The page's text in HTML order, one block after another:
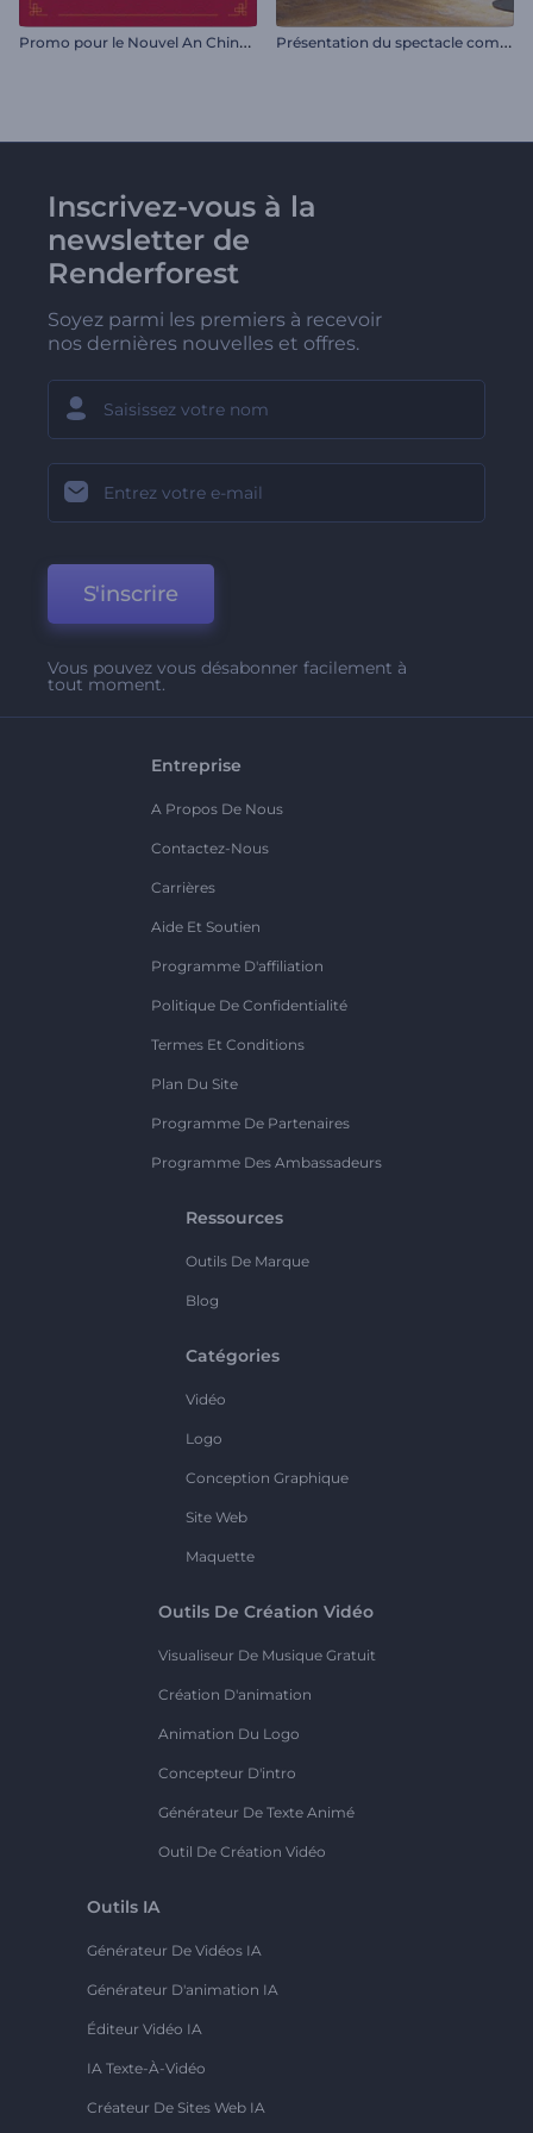
P
romo pour le Nouvel An Chinois P
résentation du spectacle comique
Inscrivez-vous à la
newsletter de
Renderforest
Soyez parmi les premiers à recevoir
nos dernières nouvelles et offres.
S'inscrire
Vous pouvez vous désabonner facilement à
tout moment.
Entreprise
A Propos De Nous
Contactez-Nous
Carrières
Aide Et Soutien
Programme D'affiliation
Politique De Confidentialité
Termes Et Conditions
Plan Du Site
Programme De Partenaires
Programme Des Ambassadeurs
Ressources
Outils De Marque
Blog
Catégories
Vidéo
Logo
Conception Graphique
Site Web
Maquette
Outils De Création Vidéo
Visualiseur De Musique Gratuit
Création D'animation
Animation Du Logo
Concepteur D'intro
Générateur De Texte Animé
Outil De Création Vidéo
Outils IA
Générateur De Vidéos IA
Générateur D'animation IA
Éditeur Vidéo IA
IA Texte-À-Vidéo
Créateur De Sites Web IA